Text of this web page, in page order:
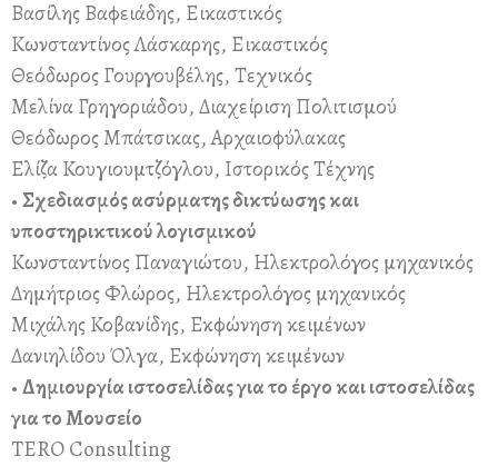
Βασίλης Βαφειάδης, Εικαστικός
Κωνσταντίνος Λάσκαρης, Εικαστικός
Θεόδωρος Γουργουβέλης, Τεχνικός
Μελίνα Γρηγοριάδου, Διαχείριση Πολιτισμού
Θεόδωρος Μπάτσικας, Αρχαιοφύλακας
Ελίζα Κουγιουμτζόγλου, Ιστορικός Τέχνης
•Σχεδιασμός ασύρματης δικτύωσης και
υποστηρικτικού λογισμικού
Κωνσταντίνος Παναγιώτου, Ηλεκτρολόγος μηχανικός
Δημήτριος Φλώρος, Ηλεκτρολόγος μηχανικός
Μιχάλης Κοβανίδης, Εκφώνηση κειμένων
Δανιηλίδου Όλγα, Εκφώνηση κειμένων
•Δημιουργία ιστοσελίδας για το έργο και ιστοσελίδας
για το Μουσείο
TERO Consulting